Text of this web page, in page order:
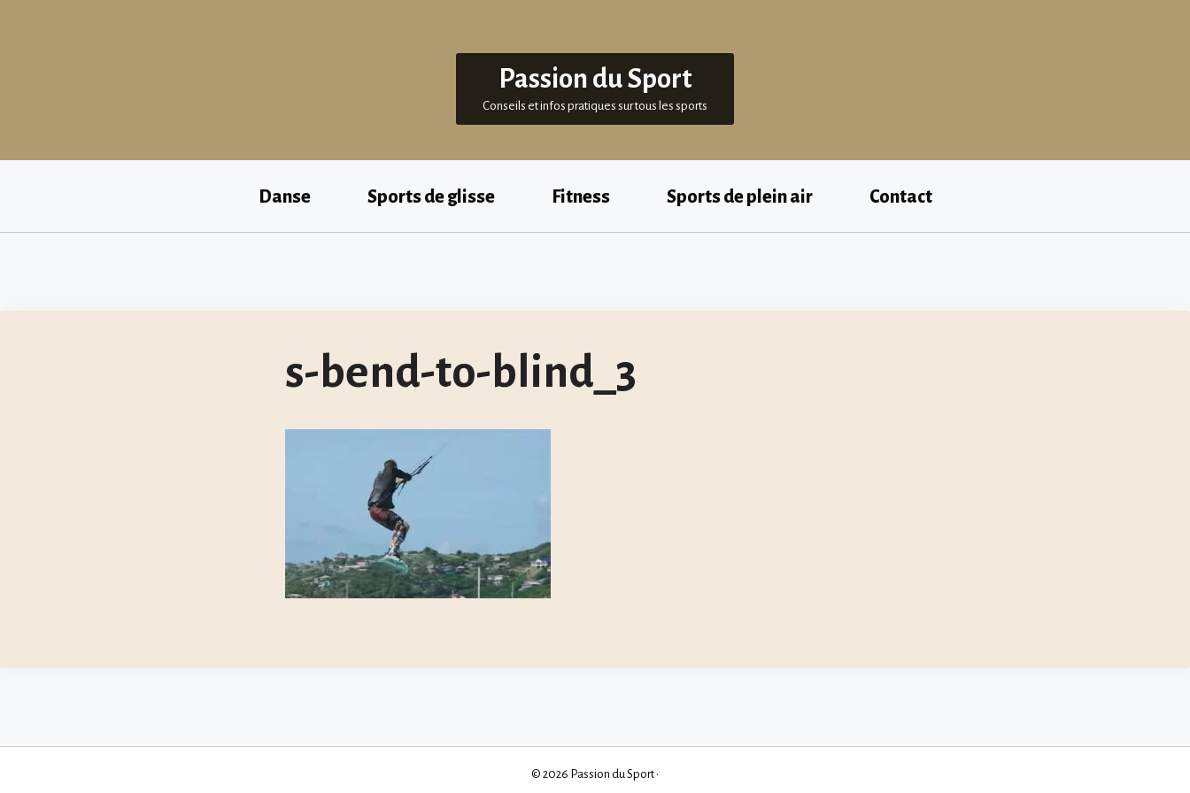
Passion du Sport
Conseils et infos pratiques sur tous les sports
Danse Sports de glisse Fitness Sports de plein air Contact
s-bend-to-blind_3
© 2026 Passion du Sport •